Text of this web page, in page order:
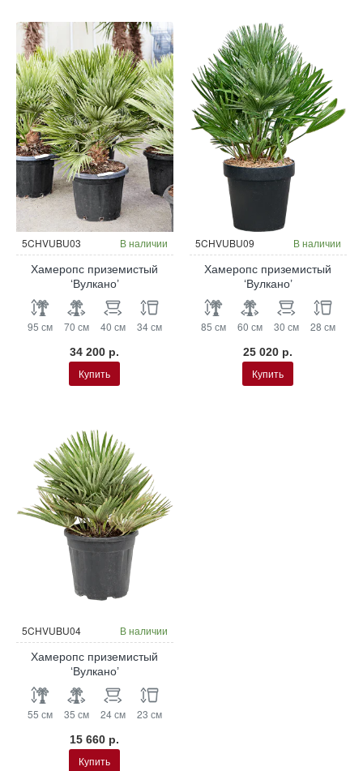
5CHVUBU03 В наличии
Хамеропс приземистый
‘Вулкано’
95 см 70 см 40 см 34 см
34 200 р.
Купить
5CHVUBU09 В наличии
Хамеропс приземистый
‘Вулкано’
85 см 60 см 30 см 28 см
25 020 р.
Купить
5CHVUBU04 В наличии
Хамеропс приземистый
‘Вулкано’
55 см 35 см 24 см 23 см
15 660 р.
Купить